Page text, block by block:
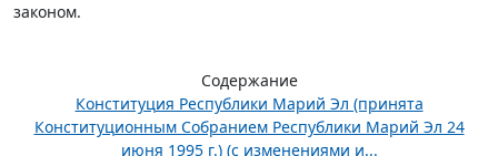
законом.
Содержание
Конституция Республики Марий Эл (принята
Конституционным Собранием Республики Марий Эл 24
июня 1995 г.) (с изменениями и...